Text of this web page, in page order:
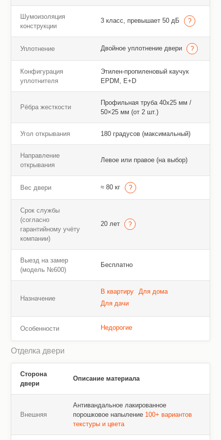
Шумоизоляция
конструкции
3 класс, превышает 50 дБ
Уплотнение Двойное уплотнение двери
Конфигурация
уплотнителя
Этилен-пропиленовый каучук
EPDM, E+D
Рёбра жесткости
Профильная труба 40х25 мм /
50×25 мм (от 2 шт.)
Угол открывания 180 градусов (максимальный)
Направление
открывания
Левое или правое (на выбор)
Вес двери ≈ 80 кг
Срок службы
(согласно
гарантийному учёту
компании)
20 лет
Выезд на замер
(модель №600)
Бесплатно
Назначение
В квартиру
Для дома
Для дачи
Особенности Недорогие
Отделка двери
Сторона
двери
Описание материала
Внешняя
Антивандальное лакированное
порошковое напыление 100+ вариантов
текстуры и цвета